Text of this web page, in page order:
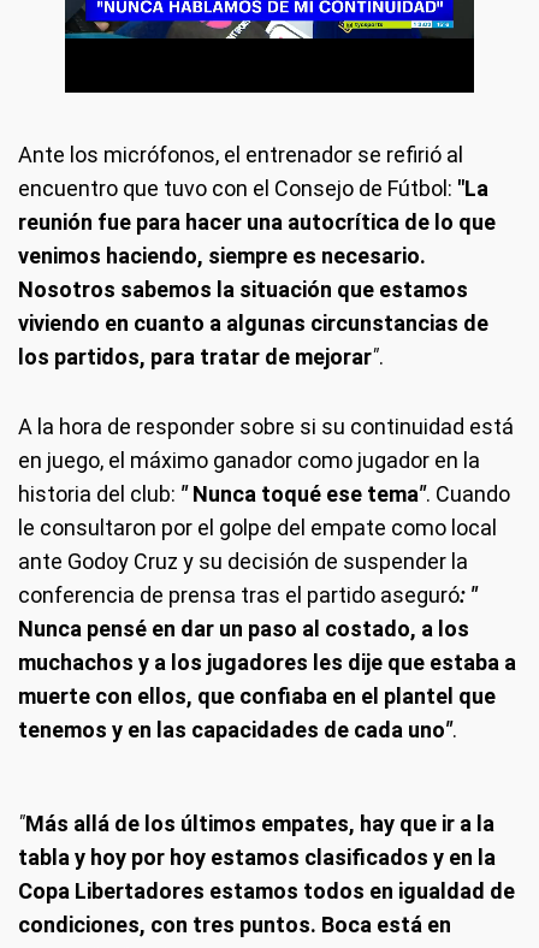
Ante los micrófonos, el entrenador se refirió al
encuentro que tuvo con el Consejo de Fútbol: "La
reunión fue para hacer una autocrítica de lo que
venimos haciendo, siempre es necesario.
Nosotros sabemos la situación que estamos
viviendo en cuanto a algunas circunstancias de
los partidos, para tratar de mejorar".
A la hora de responder sobre si su continuidad está
en juego, el máximo ganador como jugador en la
historia del club: "Nunca toqué ese tema". Cuando
le consultaron por el golpe del empate como local
ante Godoy Cruz y su decisión de suspender la
conferencia de prensa tras el partido aseguró: "
Nunca pensé en dar un paso al costado, a los
muchachos y a los jugadores les dije que estaba a
muerte con ellos, que confiaba en el plantel que
tenemos y en las capacidades de cada uno".
"Más allá de los últimos empates, hay que ir a la
tabla y hoy por hoy estamos clasificados y en la
Copa Libertadores estamos todos en igualdad de
condiciones, con tres puntos. Boca está en